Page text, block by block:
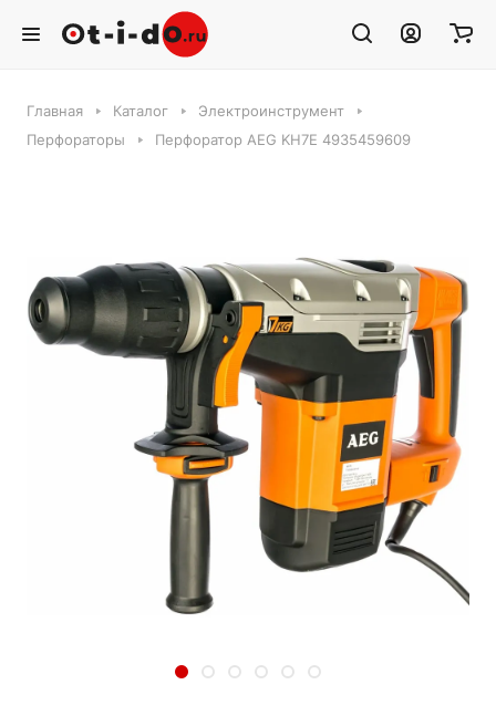
Главная Каталог
Электроинструмент
Перфораторы
Перфоратор AEG KH7E 4935459609